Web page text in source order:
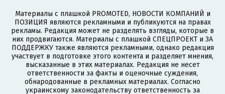
Материалы с плашкой PROMOTED, НОВОСТИ КОМПАНИЙ и
ПОЗИЦИЯ являются рекламными и публикуются на правах
рекламы. Редакция может не разделять взгляды, которые в
них продвигаются. Материалы с плашкой СПЕЦПРОЕКТ и ЗА
ПОДДЕРЖКУ также являются рекламными, однако редакция
участвует в подготовке этого контента и разделяет мнения,
высказанные в этих материалах. Редакция не несет
ответственности за факты и оценочные суждения,
обнародованные в рекламных материалах. Согласно
украинскому законодательству ответственность за